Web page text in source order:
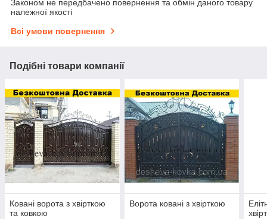
Законом не передбачено повернення та обмін даного товару
належної якості
Всі умови повернення
Подібні товари компанії
Ковані ворота з хвірткою
та ковкою
Ворота ковані з хвірткою